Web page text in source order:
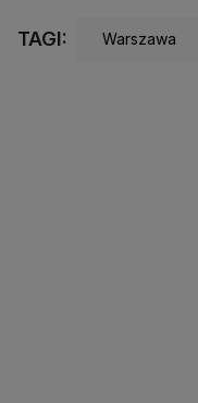
TAGI: Warszawa